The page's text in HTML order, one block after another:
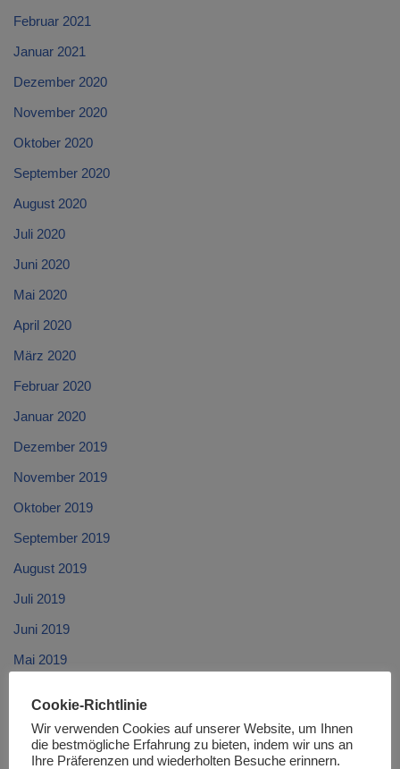
Februar 2021
Januar 2021
Dezember 2020
November 2020
Oktober 2020
September 2020
August 2020
Juli 2020
Juni 2020
Mai 2020
April 2020
März 2020
Februar 2020
Januar 2020
Dezember 2019
November 2019
Oktober 2019
September 2019
August 2019
Juli 2019
Juni 2019
Mai 2019
März 2019
Februar 2019
Cookie-Richtlinie
Wir verwenden Cookies auf unserer Website, um Ihnen
die bestmögliche Erfahrung zu bieten, indem wir uns an
Ihre Präferenzen und wiederholten Besuche erinnern.